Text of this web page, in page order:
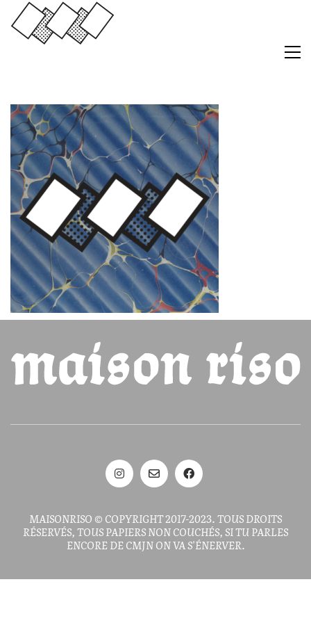
MAISONRISO © COPYRIGHT 2017-2023. TOUS DROITS
RÉSERVÉS, TOUS PAPIERS NON COUCHÉS, SI TU PARLES
ENCORE DE CMJN ON VA S'ÉNERVER.